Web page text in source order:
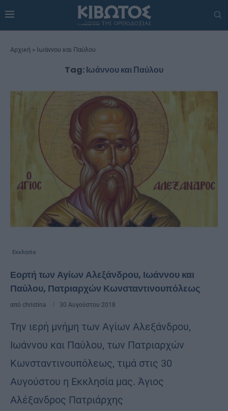
Αρχική » Ιωάννου και Παύλου
Tag:Ιωάννου και Παύλου
Εκκλησία
Εορτή των Αγίων Αλεξάνδρου, Ιωάννου και
Παύλου, Πατριαρχών Κωνσταντινουπόλεως
από christina 30 Αυγούστου 2018
Την ιερή μνήμη των Αγίων Αλεξάνδρου,
Ιωάννου και Παύλου, των Πατριαρχών
Κωνσταντινουπόλεως, τιμά στις 30
Αυγούστου η Εκκλησία μας. Άγιος
Αλέξανδρος Πατριάρχης